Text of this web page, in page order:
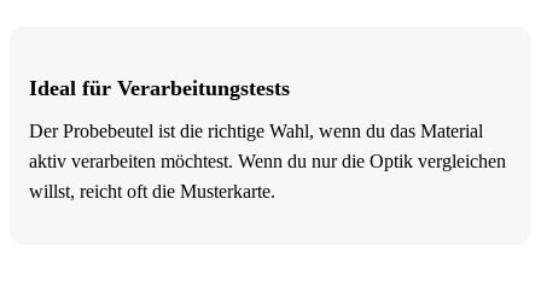
Ideal für Verarbeitungstests
Der Probebeutel ist die richtige Wahl, wenn du das Material
aktiv verarbeiten möchtest. Wenn du nur die Optik vergleichen
willst, reicht oft die Musterkarte.